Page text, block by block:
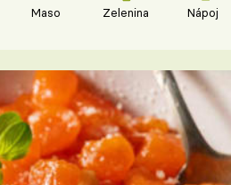
Maso Zelenina Nápoje